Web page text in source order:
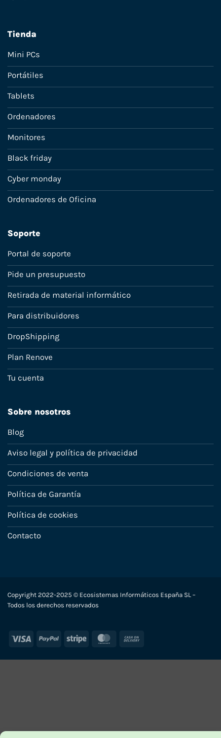
Tienda
Mini PCs
Portátiles
Tablets
Ordenadores
Monitores
Black friday
Cyber monday
Ordenadores de Oficina
Soporte
Portal de soporte
Pide un presupuesto
Retirada de material informático
Para distribuidores
DropShipping
Plan Renove
Tu cuenta
Sobre nosotros
Blog
Aviso legal y política de privacidad
Condiciones de venta
Política de Garantía
Política de cookies
Contacto
Copyright 2022-2025 © Ecosistemas Informáticos España SL –
Todos los derechos reservados
Visa PayPal Stripe MasterCard